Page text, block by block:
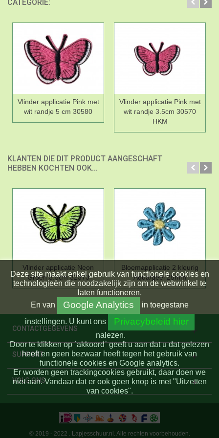
CATEGORIE:
Vlinder applicatie Pink met
wit randje 5 cm 30580
Vlinder applicatie Pink met
wit randje 3.5cm 30570
HKM
KLANTEN DIE DIT PRODUCT AANGESCHAFT
HEBBEN KOCHTEN OOK...
Vlinder applicatie Neon
Groen 3.5cm 32373
Bloemapplicatie 2 kleurig
Aqua/geel 25mm
CONTACTGEGEVENS
SUPPORT
VOLG ONS
Deze site maakt enkel gebruik van functionele cookies en
technologieën die noodzakelijk zijn om de webwinkel te
laten functioneren.
En van Google Analytics
in toegestane
instellingen. U kunt ons Privacybeleid hier
nalezen.
Door te klikken op `akkoord` geeft u aan dat u dat gelezen
heeft en geen bezwaar heeft tegen het gebruik van
functionele cookies en Google analytics.
Er worden geen trackingcookies gebruikt, daar doen we
niet aan. Vandaar dat er ook geen knop is met "Uitzetten
van cookies".
© 2019 - 2022 . Lapjesschuur.nl. Alle rechten voorbehouden.